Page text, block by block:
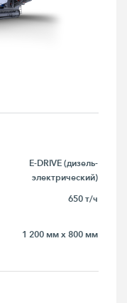
E-DRIVE (дизель-
электрический)
650 т/ч
1 200 мм x 800 мм